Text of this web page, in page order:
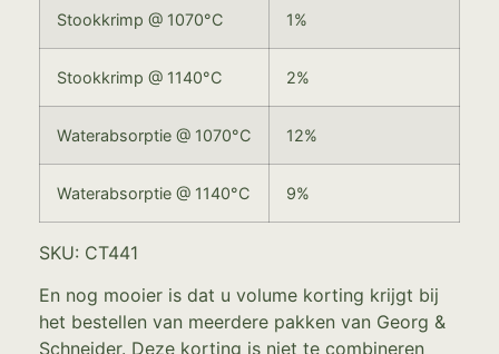
Stookkrimp @ 1070°C 1%
Stookkrimp @ 1140°C 2%
Waterabsorptie @ 1070°C 12%
Waterabsorptie @ 1140°C 9%
SKU: CT441
En nog mooier is dat u volume korting krijgt bij
het bestellen van meerdere pakken van Georg &
Schneider. Deze korting is niet te combineren